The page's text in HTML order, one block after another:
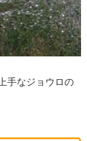
手なジョウロの